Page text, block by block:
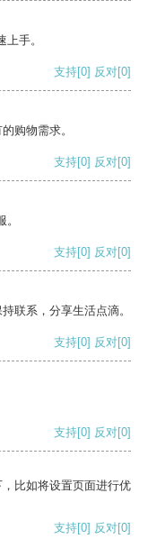
手。
支持[0] 反对[0]
购物需求。
支持[0] 反对[0]
支持[0] 反对[0]
联系，分享生活点滴。
支持[0] 反对[0]
支持[0] 反对[0]
比如将设置页面进行优
支持[0] 反对[0]